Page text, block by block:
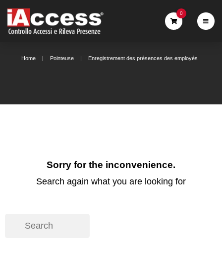
0
Home Pointeuse Enregistrement des présences des employés
Sorry for the inconvenience.
Search again what you are looking for